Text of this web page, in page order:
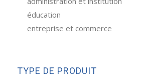
éducation
entreprise et commerce
TYPE DE PRODUIT